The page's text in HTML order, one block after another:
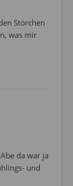
Störchen
was mir
da war ja
und